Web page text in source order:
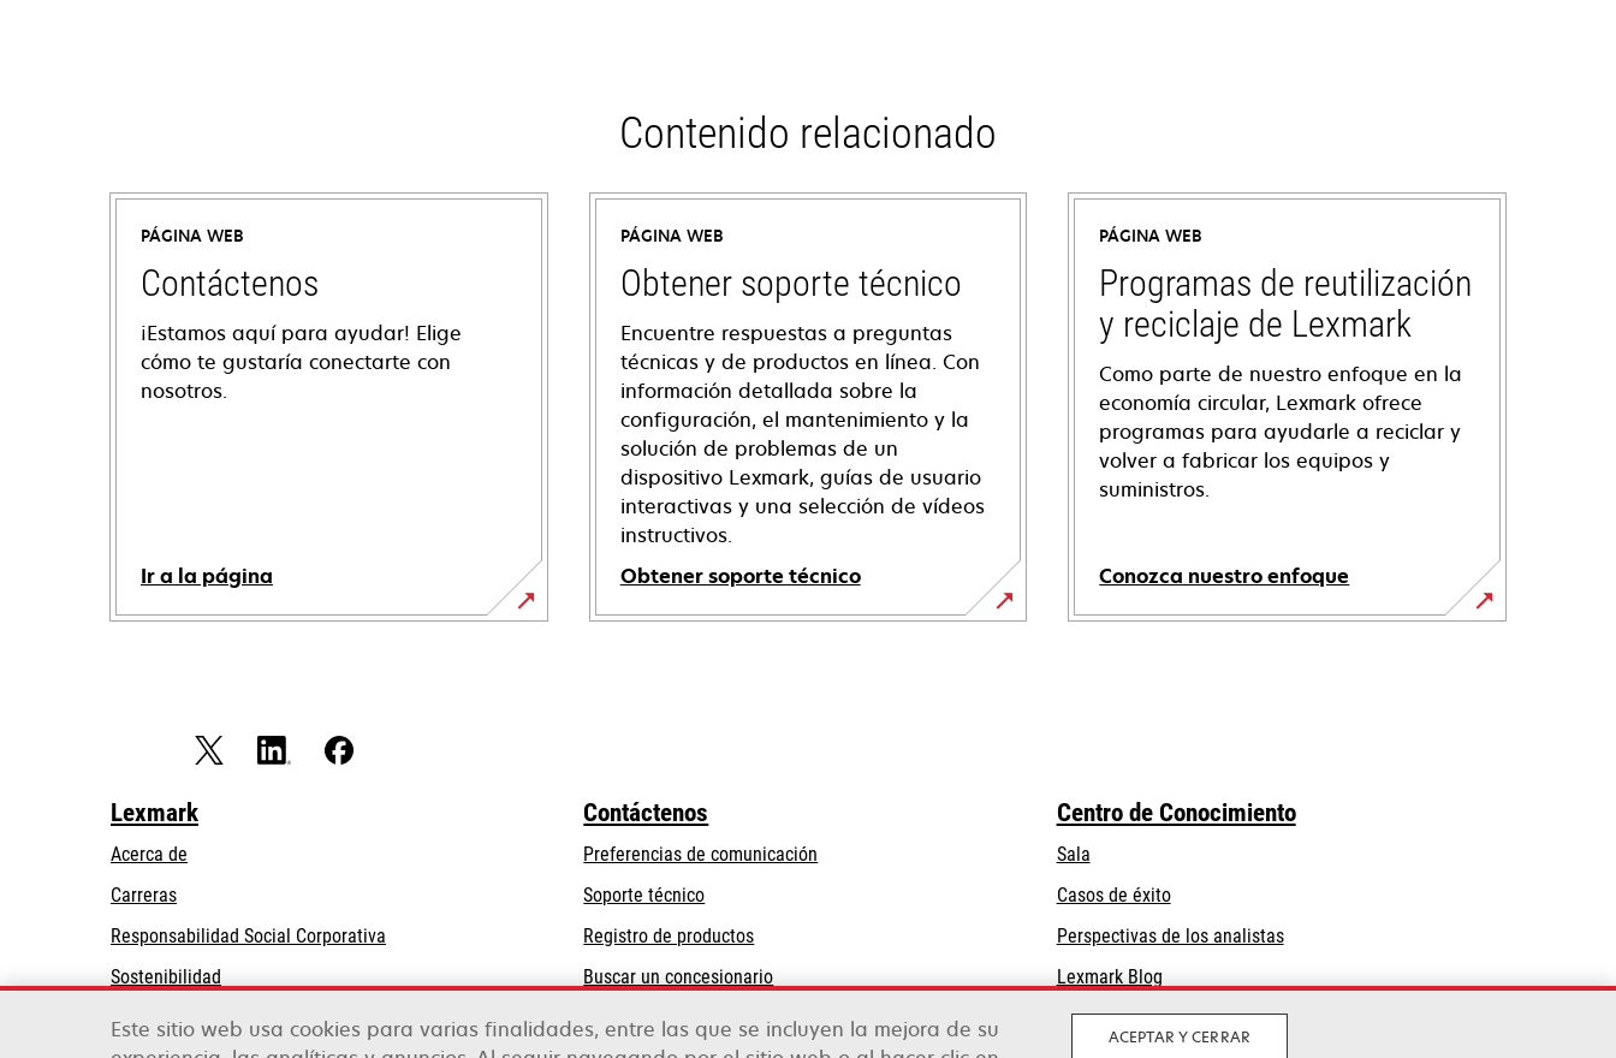
Contenido relacionado
PÁGINA WEB
Contáctenos
¡Estamos aquí para ayudar! Elige
cómo te gustaría conectarte con
nosotros.
Ir a la página
PÁGINA WEB
Obtener soporte técnico
Encuentre respuestas a preguntas
técnicas y de productos en línea. Con
información detallada sobre la
configuración, el mantenimiento y la
solución de problemas de un
dispositivo Lexmark, guías de usuario
interactivas y una selección de vídeos
instructivos.
Obtener soporte técnico
se
PÁGINA WEB
Programas de reutilización
y reciclaje de Lexmark
Como parte de nuestro enfoque en la
economía circular, Lexmark ofrece
programas para ayudarle a reciclar y
volver a fabricar los equipos y
suministros.
Conozca nuestro enfoque
Lexmark
Acerca de
Carreras
Responsabilidad Social Corporativa
en
una
pestaña
Sostenibilidad
Partners de Lexmark
Contáctenos
Preferencias de comunicación
Soporte técnicose
abre
en
una
nueva
Registro de productos
Buscar un concesionario
Centro de Conocimiento
Sala
Casos de éxito
Perspectivas de los analistas
Lexmark Blog
Este sitio web usa cookies para varias finalidades, entre las que se incluyen la mejora de su
ACEPTAR Y CERRAR